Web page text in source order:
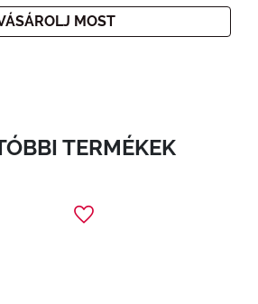
MOST
TERMÉKEK